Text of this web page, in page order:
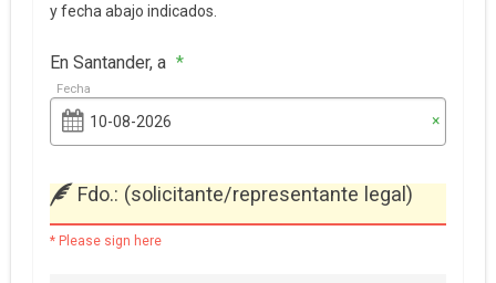
y fecha abajo indicados.
En Santander, a *
Fecha
×
Fdo.: (solicitante/representante legal)
* Please sign here